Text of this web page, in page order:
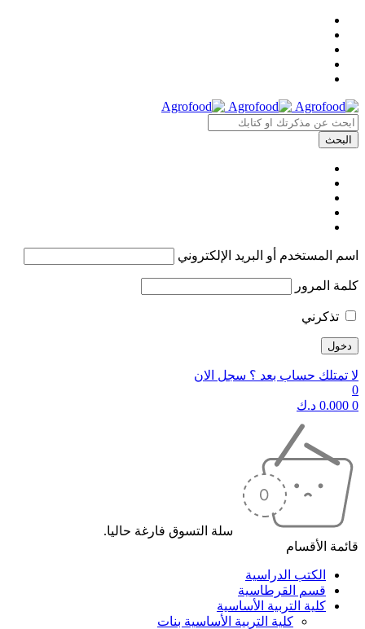
اسم المستخدم أو البريد الإلكتروني
كلمة المرور
تذكرني
لا تمتلك حساب بعد ؟ سجل الان
0
0
0.000 د.ك
سلة التسوق فارغة حاليا.
قائمة الأقسام
الكتب الدراسية
قسم القرطاسية
كلية التربية الأساسية
كلية التربية الأساسية بنات